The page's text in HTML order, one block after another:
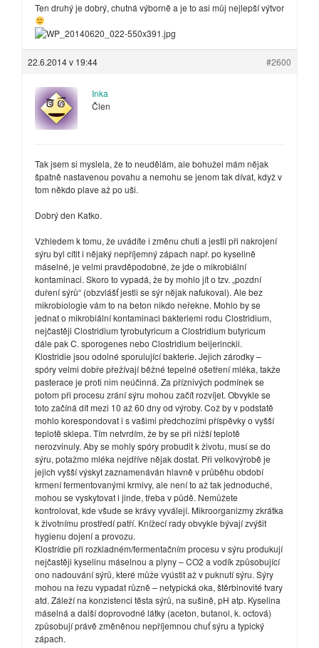
Ten druhý je dobrý, chutná výborně a je to asi můj nejlepší výtvor
22.6.2014 v 19:44 #2600
Inka
Člen
Tak jsem si myslela, že to neudělám, ale bohužel mám nějak
špatně nastavenou povahu a nemohu se jenom tak dívat, když v
tom někdo plave až po uši.
Dobrý den Katko.
Vzhledem k tomu, že uvádíte i změnu chuti a jestli při nakrojení
sýru byl cítit i nějaký nepříjemný zápach např. po kyselině
máselné, je velmi pravděpodobné, že jde o mikrobiální
kontaminaci. Skoro to vypadá, že by mohlo jít o tzv. „pozdní
duření sýrů“ (obzvlášť jestli se sýr nějak nafukoval). Ale bez
mikrobiologie vám to na beton nikdo neřekne. Mohlo by se
jednat o mikrobiální kontaminaci bakteriemi rodu Clostridium,
nejčastěji Clostridium tyrobutyricum a Clostridium butyricum
dále pak C. sporogenes nebo Clostridium beijerinckii.
Klostridie jsou odolné sporulující bakterie. Jejich zárodky –
spóry velmi dobře přežívají běžné tepelné ošetření mléka, takže
pasterace je proti nim neúčinná. Za příznivých podmínek se
potom při procesu zrání sýru mohou začít rozvíjet. Obvykle se
toto začíná dít mezi 10 až 60 dny od výroby. Což by v podstatě
mohlo korespondovat i s vašimi předchozími příspěvky o vyšší
teplotě sklepa. Tím netvrdím, že by se při nižší teplotě
nerozvinuly. Aby se mohly spóry probudit k životu, musí se do
sýru, potažmo mléka nejdříve nějak dostat. Při velkovýrobě je
jejich vyšší výskyt zaznamenáván hlavně v průběhu období
krmení fermentovanými krmivy, ale není to až tak jednoduché,
mohou se vyskytovat i jinde, třeba v půdě. Nemůžete
kontrolovat, kde všude se krávy vyválejí. Mikroorganizmy zkrátka
k životnímu prostředí patří. Knížecí rady obvykle bývají zvýšit
hygienu dojení a provozu.
Klostrídie při rozkladném/fermentačním procesu v sýru produkují
nejčastěji kyselinu máselnou a plyny – CO2 a vodík způsobující
ono nadouvání sýrů, které může vyústit až v puknutí sýru. Sýry
mohou na řezu vypadat různě – netypická oka, štěrbinovité tvary
atd. Záleží na konzistenci těsta sýrů, na sušině, pH atp. Kyselina
máselná a další doprovodné látky (aceton, butanol, k. octová)
způsobují právě změněnou nepříjemnou chuť sýru a typický
zápach.